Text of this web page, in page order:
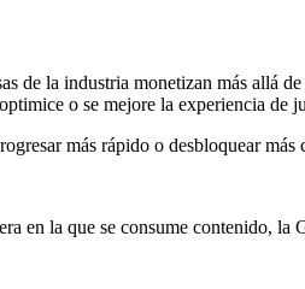
de la industria monetizan más allá
o se mejore la experiencia de
más rápido o desbloquear
en la que se consume contenido, la